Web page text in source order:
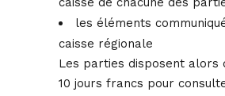
les éléments
caisse régionale
Les parties disposent alors
10 jours francs pour